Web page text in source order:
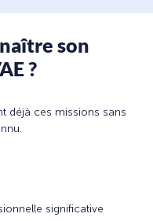
son
?
déjà ces missions sans
significative